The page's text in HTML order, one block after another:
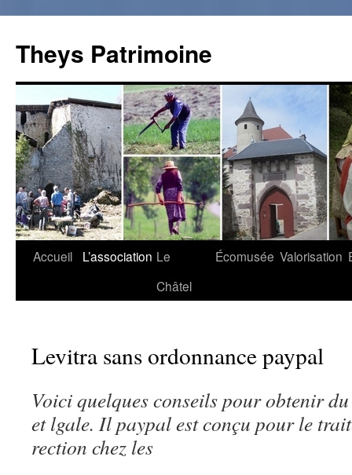
Theys Patrimoine
Aller
Accueil L’association Le
Châtel
Écomusée Valorisation
Levitra sans ordonnance paypal
Voici quelques conseils pour obtenir
et lgale. Ilpaypalest conçu pour le
rection chez les